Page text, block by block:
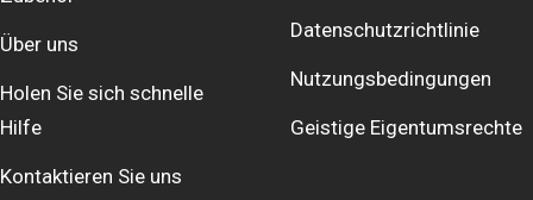
Über uns
Holen Sie sich schnelle
Hilfe
Kontaktieren Sie uns
Datenschutzrichtlinie
Nutzungsbedingungen
Geistige Eigentumsrechte